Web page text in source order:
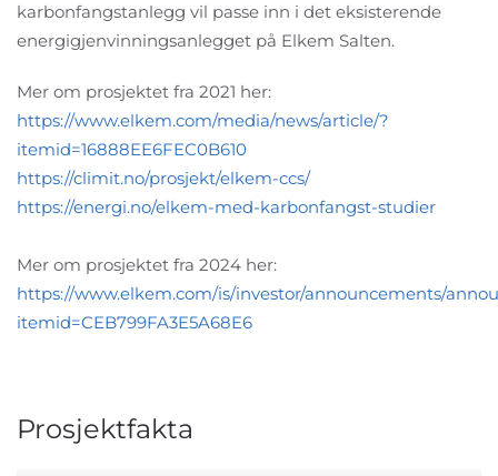
karbonfangstanlegg vil passe inn i det eksisterende
energigjenvinningsanlegget på Elkem Salten.
Mer om prosjektet fra 2021 her:
https://www.elkem.com/media/news/article/?
itemid=16888EE6FEC0B610
https://climit.no/prosjekt/elkem-ccs/
https://energi.no/elkem-med-karbonfangst-studier
Mer om prosjektet fra 2024 her:
https://www.elkem.com/is/investor/announcements/
itemid=CEB799FA3E5A68E6
Prosjektfakta